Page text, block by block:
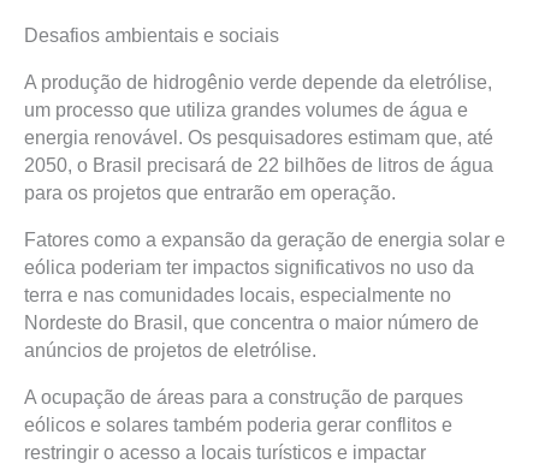
Desafios ambientais e sociais
A produção de hidrogênio verde depende da eletrólise,
um processo que utiliza grandes volumes de água e
energia renovável. Os pesquisadores estimam que, até
2050, o Brasil precisará de 22 bilhões de litros de água
para os projetos que entrarão em operação.
Fatores como a expansão da geração de energia solar e
eólica poderiam ter impactos significativos no uso da
terra e nas comunidades locais, especialmente no
Nordeste do Brasil, que concentra o maior número de
anúncios de projetos de eletrólise.
A ocupação de áreas para a construção de parques
eólicos e solares também poderia gerar conflitos e
restringir o acesso a locais turísticos e impactar